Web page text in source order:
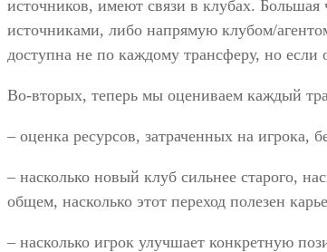
источников, имеют связи в клубах. Большая
источниками, либо напрямую клубом/
доступна не по каждому трансферу, но если
Во-вторых, теперь мы оцениваем каждый
– оценка ресурсов, затраченных на игрока,
– насколько новый клуб сильнее старого,
общем, насколько этот переход полезен
– насколько игрок улучшает конкретную